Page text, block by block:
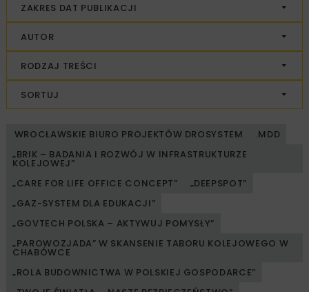
ZAKRES DAT PUBLIKACJI
AUTOR
RODZAJ TREŚCI
SORTUJ
WROCŁAWSKIE BIURO PROJEKTÓW DROSYSTEM
.MDD
„BRIK – BADANIA I ROZWÓJ W INFRASTRUKTURZE
KOLEJOWEJ”
„CARE FOR LIFE OFFICE CONCEPT”
„DEEPSPOT”
„GAZ-SYSTEM DLA EDUKACJI”
„GOVTECH POLSKA – AKTYWUJ POMYSŁY”
„PAROWOZJADA” W SKANSENIE TABORU KOLEJOWEGO W
CHABÓWCE
„ROLA BUDOWNICTWA W POLSKIEJ GOSPODARCE”